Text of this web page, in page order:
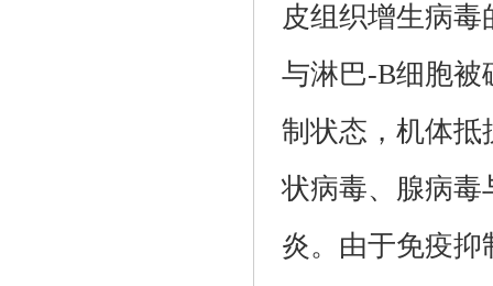
皮组织增生病
与淋巴-B细胞被
制状态，机体抵
状病毒、腺病毒
炎。由于免疫